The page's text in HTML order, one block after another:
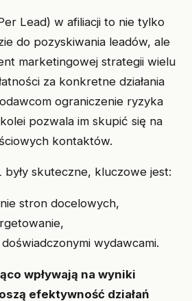
Lead) w afiliacji to nie tylko
do pozyskiwania leadów, ale
marketingowej strategii wielu
za konkretne działania
ograniczenie ryzyka
pozwala im skupić się na
kontaktów.
były skuteczne, kluczowe jest:
stron docelowych,
wydawcami.
wpływają na wyniki
efektywność działań